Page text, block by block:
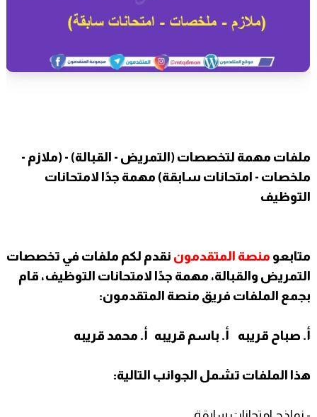
ملفات مهمة لتخصصات (التمريض - القبالة) - (ملازم -
ملخصات - امتحانات سابقة) مهمة جدًا لامتحانات
التوظيف
متابعو منصة المتقدمون نقدم لكم ملفات في تخصصات
التمريض والقبالة، مهمة جدًا لامتحانات التوظيف، قام
بجمع الملفات فريق منصة المتقدمون:
أ. صباح قريبه أ. باسم قريبه أ. محمد قريبه
هذا الملفات تشمل الجوانب التالية: